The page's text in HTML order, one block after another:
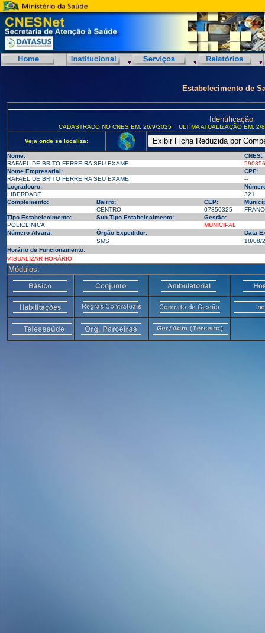
Estabelecimento de
Identificação
CADASTRADO NO CNES EM: 26/9/2025 ULTIMA ATUALIZAÇÃO EM:
Veja onde se localiza:
Nome:
CNES:
RAFAEL DE BRITO FERREIRA SEU EXAME
Nome Empresarial:
CPF:
RAFAEL DE BRITO FERREIRA SEU EXAME
--
Logradouro:
LIBERDADE
321
Complemento:
Bairro: CEP:
CENTRO
07850325
Tipo Estabelecimento:
Sub Tipo Estabelecimento:
Gestão:
POLICLINICA
MUNICIPAL
Número Alvará:
Órgão Expedidor:
Data
SMS
18/08/
Horário de Funcionamento:
VISUALIZAR HORÁRIO
Módulos: